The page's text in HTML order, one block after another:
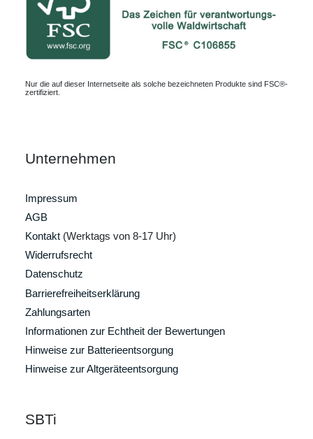
Nur die auf dieser Internetseite als solche bezeichneten Produkte sind FSC®-
zertifiziert.
Unternehmen
Impressum
AGB
Kontakt (Werktags von 8-17 Uhr)
Widerrufsrecht
Datenschutz
Barrierefreiheitserklärung
Zahlungsarten
Informationen zur Echtheit der Bewertungen
Hinweise zur Batterieentsorgung
Hinweise zur Altgeräteentsorgung
SBTi